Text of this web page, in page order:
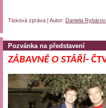
Tisková zpráva | Autor: Daniela
Pozvánka na představení
ZÁBAVNĚ O STÁŘÍ-